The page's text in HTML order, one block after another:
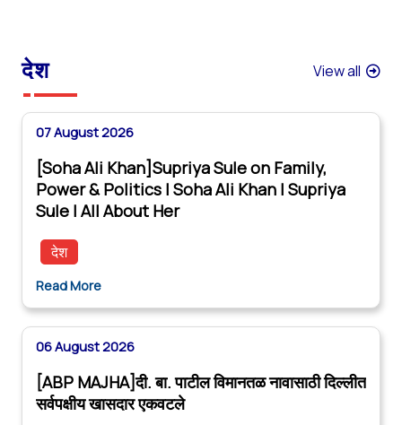
देश View all
07 August 2026
[Soha Ali Khan]Supriya Sule on Family,
Power & Politics | Soha Ali Khan | Supriya
Sule | All About Her
देश
Read More
06 August 2026
[ABP MAJHA]दी. बा. पाटील विमानतळ नावासाठी दिल्लीत
सर्वपक्षीय खासदार एकवटले